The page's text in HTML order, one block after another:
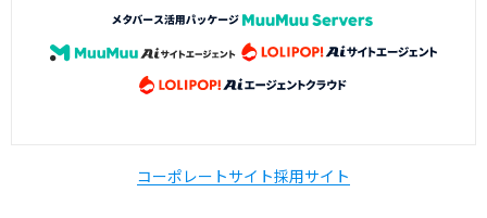
コーポレートサイト採用サイト